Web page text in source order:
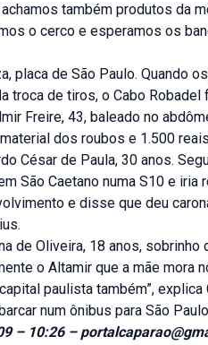
também produtos da
o cerco e esperamos os
placa de São Paulo. Quando
troca de tiros, o Cabo
Freire, 43, baleado no
dos roubos e 1.500
César de Paula, 30 anos.
São Caetano numa S10 e iria
e disse que deu
de Oliveira, 18 anos, sobrinho
o Altamir que a mãe mora
paulista também”,
num ônibus para São
– 10:26 –